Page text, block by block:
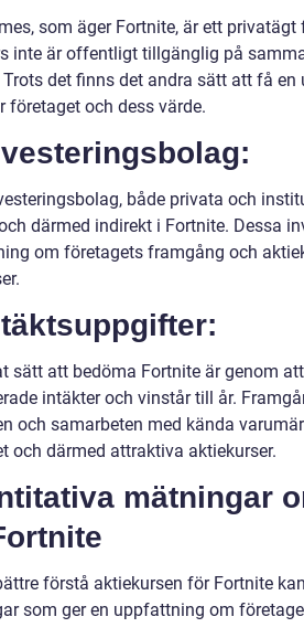
som äger Fortnite, är ett
inte är offentligt tillgänglig på
det finns det andra sätt att få
företaget och dess värde.
både privata och
därmed indirekt i Fortnite. Dessa
om företagets framgång och
sätt att bedöma Fortnite är genom
intäkter och vinstår till år.
och samarbeten med kända
och därmed attraktiva aktiekurser.
mätningar
förstå aktiekursen för Fortnite
som ger en uppfattning om